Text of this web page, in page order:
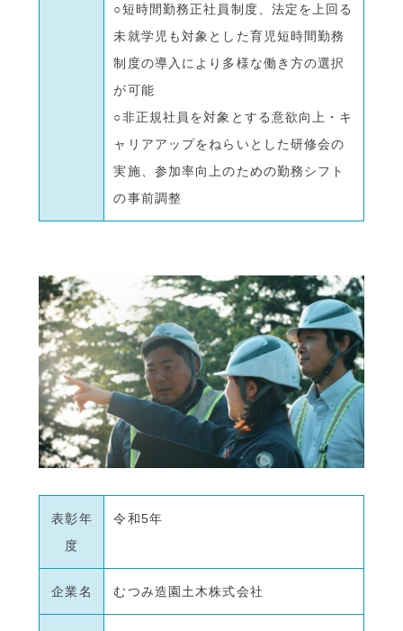
○短時間勤務正社員制度、法定を上回る
未就学児も対象とした育児短時間勤務
制度の導入により多様な働き方の選択
が可能
○非正規社員を対象とする意欲向上・キ
ャリアアップをねらいとした研修会の
実施、参加率向上のための勤務シフト
の事前調整
表彰年
度
令和5年
企業名 むつみ造園土木株式会社